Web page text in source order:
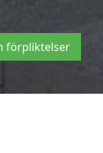
förpliktelser